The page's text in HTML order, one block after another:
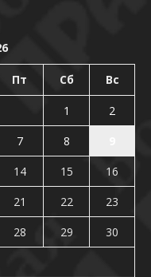
Пт Сб Вс
1
2
7 8
14 15
16
21 22
23
28 29
30